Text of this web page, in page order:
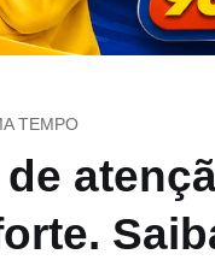
TEMPO